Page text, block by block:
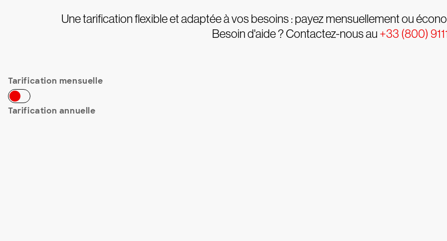
Une tarification flexible et adaptée à vos besoins : payez mensuellement ou
Besoin d'aide ? Contactez-nous au +33 (800)
Tarification mensuelle
Tarification annuelle